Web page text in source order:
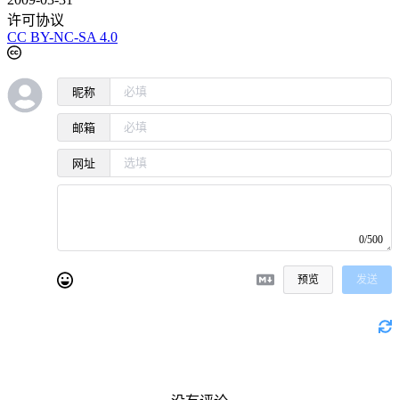
许可协议
CC BY-NC-SA 4.0
昵称
邮箱
网址
0/500
预览 发送